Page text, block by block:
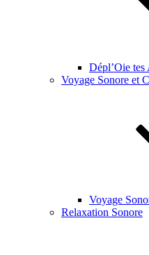
Dépl’Oie tes
Voyage Sonore et
Voyage
Relaxation Sonore